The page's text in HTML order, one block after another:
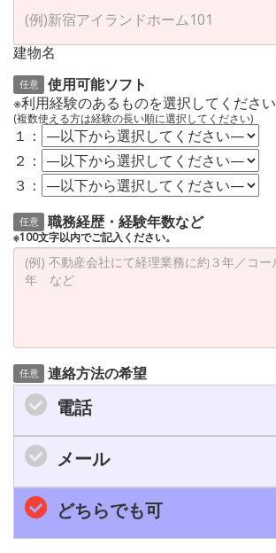
建物名
任意
使用可能ソフト
※利用経験のあるものを選択してください
(複数使える方は経験の長い順に選択してください)
１：
２：
３：
任意 職務経歴・経験年数など
※100文字以内でご記入ください。
任意 連絡方法の希望
電話
メール
どちらでも可